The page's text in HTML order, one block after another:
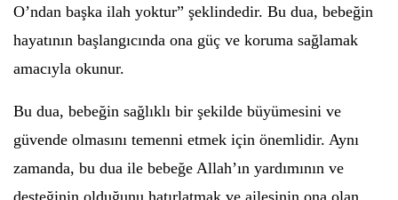
O’ndan başka ilah yoktur” şeklindedir. Bu dua, bebeğin
hayatının başlangıcında ona güç ve koruma sağlamak
amacıyla okunur.
Bu dua, bebeğin sağlıklı bir şekilde büyümesini ve
güvende olmasını temenni etmek için önemlidir. Aynı
zamanda, bu dua ile bebeğe Allah’ın yardımının ve
desteğinin olduğunu hatırlatmak ve ailesinin ona olan